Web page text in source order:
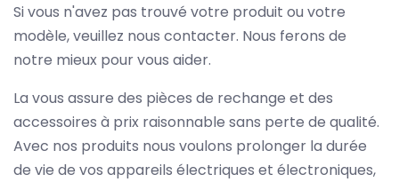
Si vous n'avez pas trouvé votre produit ou votre
modèle, veuillez nous contacter. Nous ferons de
notre mieux pour vous aider.
La vous assure des pièces de rechange et des
accessoires à prix raisonnable sans perte de qualité.
Avec nos produits nous voulons prolonger la durée
de vie de vos appareils électriques et électroniques,